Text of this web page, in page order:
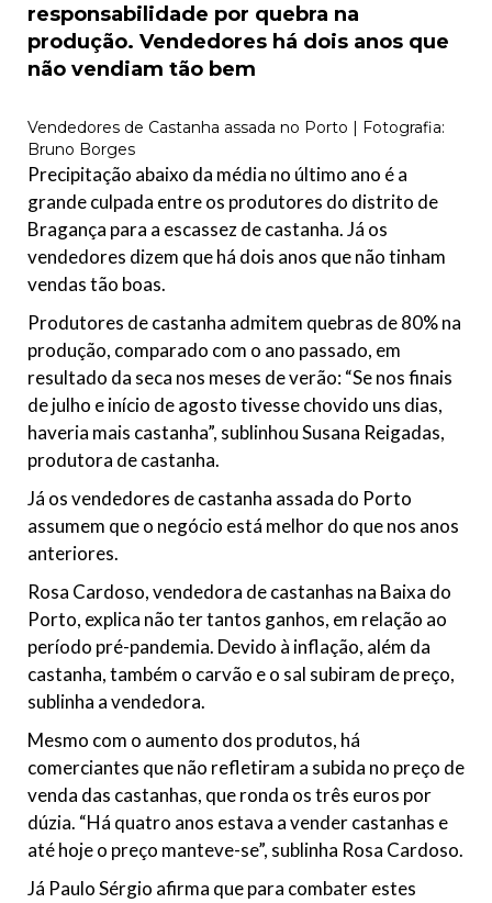
responsabilidade por quebra na
produção. Vendedores há dois anos que
não vendiam tão bem
Vendedores de Castanha assada no Porto | Fotografia:
Bruno Borges
Precipitação abaixo da média no último ano é a
grande culpada entre os produtores do distrito de
Bragança para a escassez de castanha. Já os
vendedores dizem que há dois anos que não tinham
vendas tão boas.
Produtores de castanha admitem quebras de 80% na
produção, comparado com o ano passado, em
resultado da seca nos meses de verão: “Se nos finais
de julho e início de agosto tivesse chovido uns dias,
haveria mais castanha”, sublinhou Susana Reigadas,
produtora de castanha.
Já os vendedores de castanha assada do Porto
assumem que o negócio está melhor do que nos anos
anteriores.
Rosa Cardoso, vendedora de castanhas na Baixa do
Porto, explica não ter tantos ganhos, em relação ao
período pré-pandemia. Devido à inflação, além da
castanha, também o carvão e o sal subiram de preço,
sublinha a vendedora.
Mesmo com o aumento dos produtos, há
comerciantes que não refletiram a subida no preço de
venda das castanhas, que ronda os três euros por
dúzia. “Há quatro anos estava a vender castanhas e
até hoje o preço manteve-se”, sublinha Rosa Cardoso.
Já Paulo Sérgio afirma que para combater estes